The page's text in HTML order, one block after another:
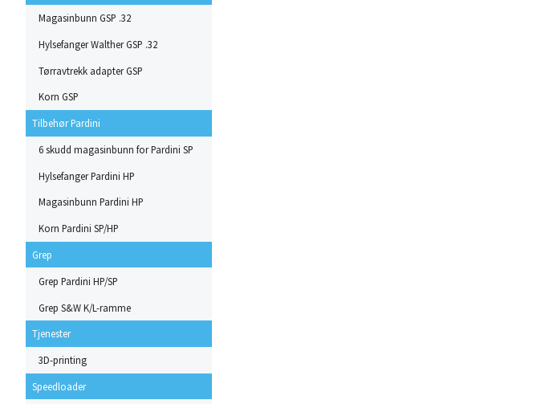
Magasinbunn GSP .32
Hylsefanger Walther GSP .32
Tørravtrekk adapter GSP
Korn GSP
Tilbehør Pardini
6 skudd magasinbunn for Pardini SP
Hylsefanger Pardini HP
Magasinbunn Pardini HP
Korn Pardini SP/HP
Grep
Grep Pardini HP/SP
Grep S&W K/L-ramme
Tjenester
3D-printing
Speedloader